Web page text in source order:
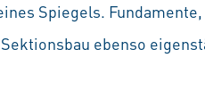
Spiegels.
ebenso